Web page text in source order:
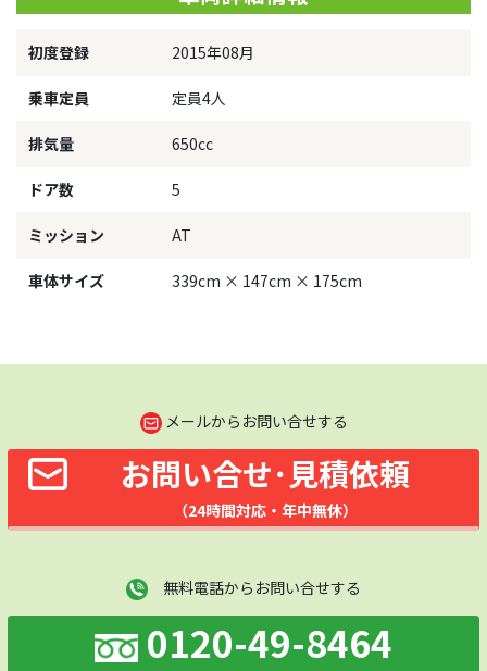
初度登録 2015年08月
乗車定員 定員4人
排気量 650cc
ドア数 5
ミッション AT
車体サイズ 339cm × 147cm × 175cm
メールからお問い合せする
お問い合せ･見積依頼
（24時間対応・年中無休）
無料電話からお問い合せする
0120-49-8464